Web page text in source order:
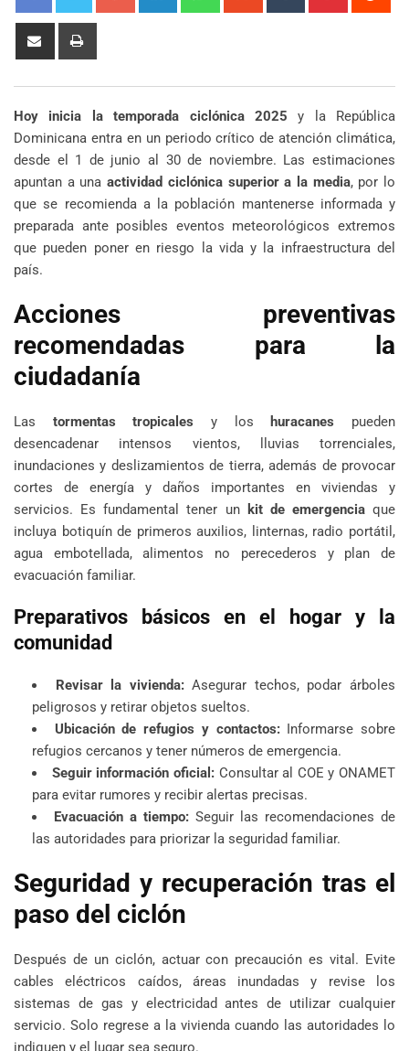
Share
Hoy inicia la temporada ciclónica 2025 y la República
Dominicana entra en un periodo crítico de atención climática,
desde el 1 de junio al 30 de noviembre. Las estimaciones
apuntan a unaactividad ciclónica superior a la media, por lo
que se recomienda a la población mantenerse informada y
preparada ante posibles eventos meteorológicos extremos
que pueden poner en riesgo la vida y la infraestructura del
país.
Acciones preventivas
recomendadas para la
ciudadanía
Las tormentas tropicales y los huracanes pueden
desencadenar intensos vientos, lluvias torrenciales,
inundaciones y deslizamientos de tierra, además de provocar
cortes de energía y daños importantes en viviendas y
servicios. Es fundamental tener un
kit de emergenciaque
incluya botiquín de primeros auxilios, linternas, radio portátil,
agua embotellada, alimentos no perecederos y plan de
evacuación familiar.
Preparativos básicos en el hogar y la
comunidad
Revisar la vivienda:Asegurar techos, podar árboles
peligrosos y retirar objetos sueltos.
Ubicación de refugios y contactos:Informarse sobre
refugios cercanos y tener números de emergencia.
Seguir información oficial:Consultar al COE y ONAMET
para evitar rumores y recibir alertas precisas.
Evacuación a tiempo: Seguir las recomendaciones de
las autoridades para priorizar la seguridad familiar.
Seguridad y recuperación tras el
paso del ciclón
Después de un ciclón, actuar con precaución es vital. Evite
cables eléctricos caídos, áreas inundadas y revise los
sistemas de gas y electricidad antes de utilizar cualquier
servicio. Solo regrese a la vivienda cuando las autoridades lo
indiquen y el lugar sea seguro.